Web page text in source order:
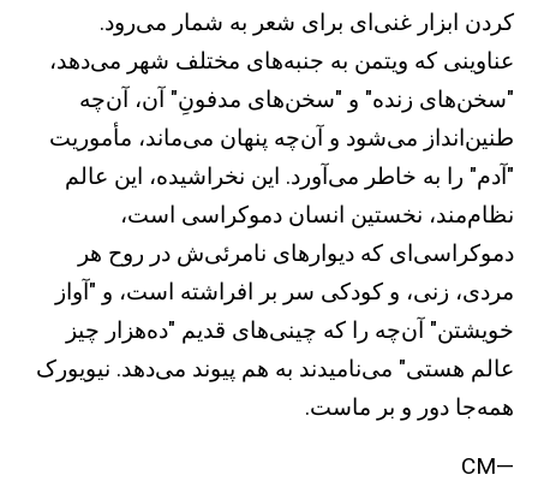
کردن ابزار غنی‌ای برای شعر به شمار می‌رود.
عناوینی که ویتمن به جنبه‌های مختلف شهر می‌دهد،
"سخن‌های زنده" و "سخن‌های مدفونِ" آن، آن‌چه
طنین‌انداز می‌شود و آن‌چه پنهان می‌ماند، مأموریت
"آدم" را به خاطر می‌آورد. این نخراشیده، این عالم
نظام‌مند، نخستین انسان دموکراسی است،
دموکراسی‌ای که دیوارهای نامرئی‌ش در روح هر
مردی، زنی، و کودکی سر بر افراشته است، و "آواز
خویشتن" آن‌چه را که چینی‌های قدیم "ده‌هزار چیز
عالم هستی" می‌نامیدند به هم پیوند می‌دهد. نیویورک
همه‌جا دور و بر ماست.
—CM